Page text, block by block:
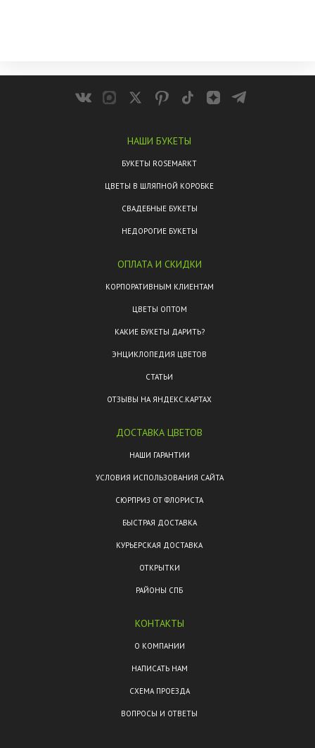
НАШИ БУКЕТЫ
БУКЕТЫ ROSEMARKT
ЦВЕТЫ В ШЛЯПНОЙ КОРОБКЕ
СВАДЕБНЫЕ БУКЕТЫ
НЕДОРОГИЕ БУКЕТЫ
ОПЛАТА И СКИДКИ
КОРПОРАТИВНЫМ КЛИЕНТАМ
ЦВЕТЫ ОПТОМ
КАКИЕ БУКЕТЫ ДАРИТЬ?
ЭНЦИКЛОПЕДИЯ ЦВЕТОВ
СТАТЬИ
ОТЗЫВЫ НА ЯНДЕКС.КАРТАХ
ДОСТАВКА ЦВЕТОВ
НАШИ ГАРАНТИИ
УСЛОВИЯ ИСПОЛЬЗОВАНИЯ САЙТА
СЮРПРИЗ ОТ ФЛОРИСТА
БЫСТРАЯ ДОСТАВКА
КУРЬЕРСКАЯ ДОСТАВКА
ОТКРЫТКИ
РАЙОНЫ СПБ
КОНТАКТЫ
О КОМПАНИИ
НАПИСАТЬ НАМ
СХЕМА ПРОЕЗДА
ВОПРОСЫ И ОТВЕТЫ